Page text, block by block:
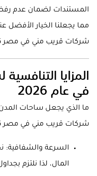
المستندات لضمان عدم
مما يجعلنا الخيار
شركات قريب مني في مصر 2026.
المزايا
في عام 2026
ما الذي يجعل ساحات
شركات قريب مني في مصر 2026؟
السرعة والشفافية:
المال، لذا نلتزم